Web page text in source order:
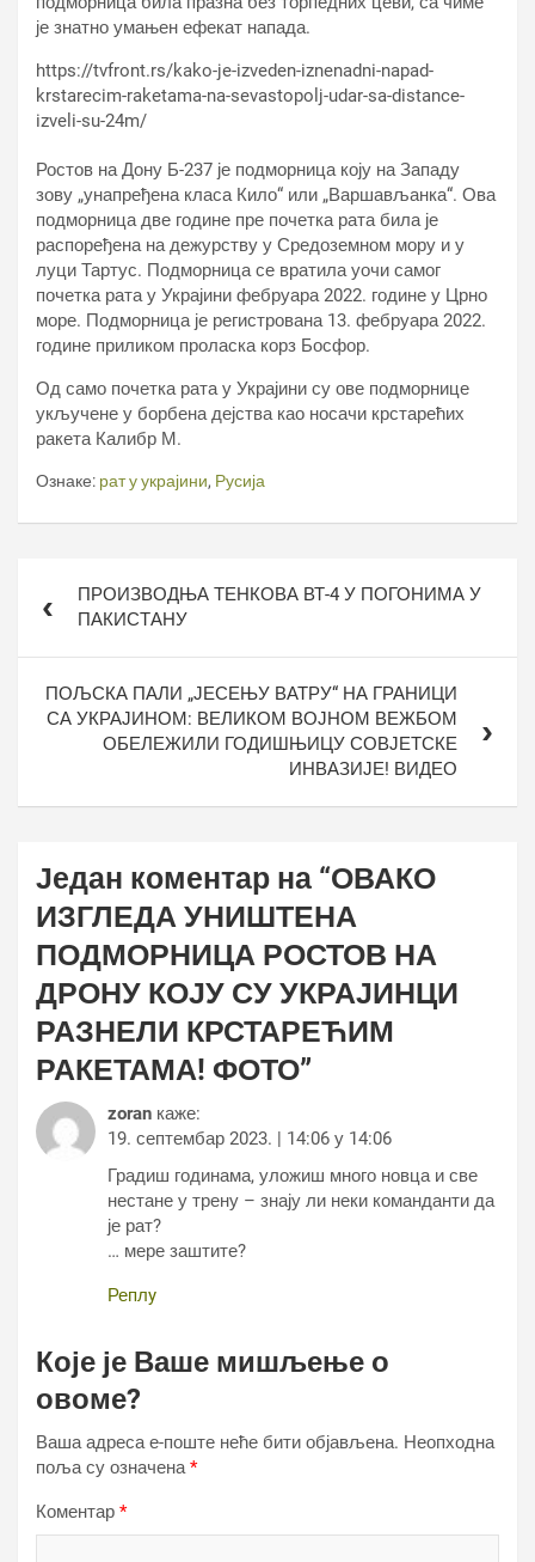
је знатно умањен ефекат напада.
https://tvfront.rs/kako-je-izveden-iznenadni-napad-
krstarecim-raketama-na-sevastopolj-udar-sa-distance-
izveli-su-24m/
Ростов на Дону Б-237 је подморница коју на Западу
зову „унапређена класа Кило“ или „Варшављанка“. Ова
подморница две године пре почетка рата била је
распоређена на дежурству у Средоземном мору и у
луци Тартус. Подморница се вратила уочи самог
почетка рата у Украјини фебруара 2022. године у Црно
море. Подморница је регистрована 13. фебруара 2022.
године приликом проласка корз Босфор.
Од само почетка рата у Украјини су ове подморнице
укључене у борбена дејства као носачи крстарећих
ракета Калибр М.
Ознаке: рат у украјини, Русија
чланкаПРОИЗВОДЊА ТЕНКОВА ВТ-4 У ПОГОНИМА У
ПАКИСТАНУ
ПОЉСКА ПАЛИ „ЈЕСЕЊУ ВАТРУ“ НА ГРАНИЦИ
СА УКРАЈИНОМ: ВЕЛИКОМ ВОЈНОМ ВЕЖБОМ
ОБЕЛЕЖИЛИ ГОДИШЊИЦУ СОВЈЕТСКЕ
ИНВАЗИЈЕ! ВИДЕО
Један коментар на “ОВАКО
ИЗГЛЕДА УНИШТЕНА
ПОДМОРНИЦА РОСТОВ НА
ДРОНУ КОЈУ СУ УКРАЈИНЦИ
РАЗНЕЛИ КРСТАРЕЋИМ
РАКЕТАМА! ФОТО”
zoran каже:
19. септембар 2023. | 14:06 у 14:06
Градиш годинама, уложиш много новца и све
нестане у трену – знају ли неки команданти да
је рат?
… мере заштите?
Реплy
Које је Ваше мишљење о
овоме?
Ваша адреса е-поште неће бити објављена. Неопходна
поља су означена*
Коментар *